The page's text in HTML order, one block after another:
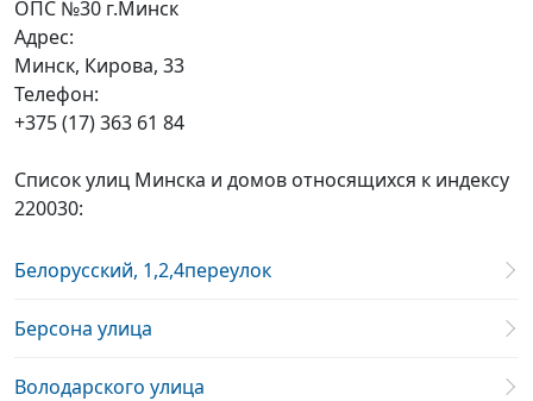
ОПС №30 г.Минск
Адрес:
Минск, Кирова, 33
Телефон:
+375 (17) 363 61 84
Список улиц Минска и домов относящихся к индексу
220030:
Белорусский, 1,2,4переулок
Берсона улица
Володарского улица